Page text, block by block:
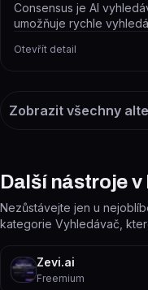
Consensus je AI
umožňuje rychle
Otevřít detail
Zobrazit všechny
Další nástroje
Nezůstávejte jen u
kategorie Vyhledávač,
Zevi.ai
Freemium